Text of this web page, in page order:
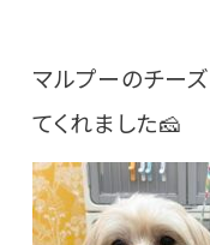
マルプーのチー
てくれました🧀